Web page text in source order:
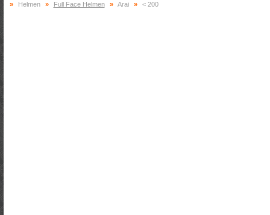
» Helmen » Full Face Helmen » Arai » < 200